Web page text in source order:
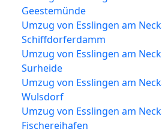
Geestemünde
Umzug von Esslingen am
Schiffdorferdamm
Umzug von Esslingen am
Surheide
Umzug von Esslingen am
Wulsdorf
Umzug von Esslingen am
Fischereihafen